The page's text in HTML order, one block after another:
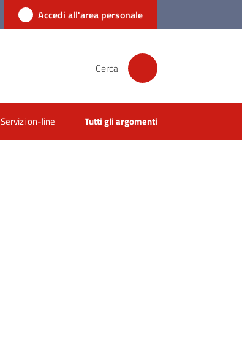
Accedi all'area personale
Cerca
Servizi on-line Tutti gli argomenti